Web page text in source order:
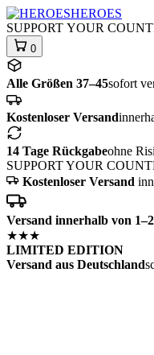
HEROES
SUPPORT YOUR
0
Alle Größen 37–45sofort
Kostenloser Versand
14 Tage Rückgabeohne
SUPPORTYOUR
Kostenloser Versand
Versand innerhalb von
★★★
LIMITED EDITION
Versand aus Deutschland